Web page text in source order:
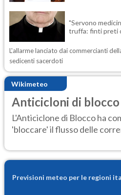
"Servono
truffa: finti preti
L'allarme lanciato dai commercianti
sedicenti sacerdoti
Wikimeteo
Anticicloni di blocco
L'Anticiclone di Blocco ha
'bloccare' il flusso delle
Previsioni meteo per le regioni